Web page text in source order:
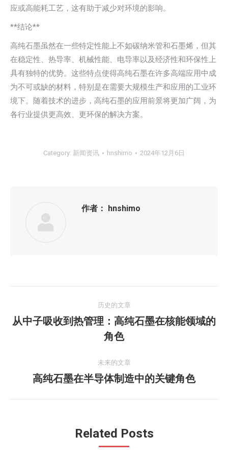
应或高能耗工艺，这有助于减少对环境的影响。
**结论**
高纯石墨虽然在一些特定性能上不如碳纳米管和石墨烯，但其
在稳定性、热导率、机械性能、电导率以及经济性和环保性上
具有独特的优势。这些特点使得高纯石墨在许多高端应用中成
为不可或缺的材料，特别是在需要大规模生产和应用的工业环
境下。随着技术的进步，高纯石墨的应用前景将更加广阔，为
各行业提供更高效、更环保的解决方案。
Category: 新闻资讯 hnshimo 2024年12月6日
作者： hnshimo
章
历史的文章
历
史
文
章：
从中子吸收到热管理：高纯石墨在核能领域的
角色
未来的文章
未
章：
高纯石墨在半导体制造中的关键角色
Related Posts